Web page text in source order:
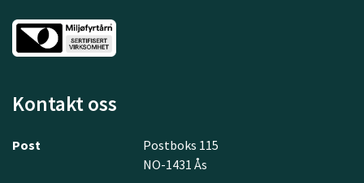
Kontakt oss
Post
Postboks 115
NO-1431 Ås